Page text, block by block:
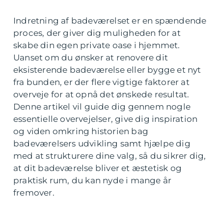
Indretning af badeværelset er en spændende
proces, der giver dig muligheden for at
skabe din egen private oase i hjemmet.
Uanset om du ønsker at renovere dit
eksisterende badeværelse eller bygge et nyt
fra bunden, er der flere vigtige faktorer at
overveje for at opnå det ønskede resultat.
Denne artikel vil guide dig gennem nogle
essentielle overvejelser, give dig inspiration
og viden omkring historien bag
badeværelsers udvikling samt hjælpe dig
med at strukturere dine valg, så du sikrer dig,
at dit badeværelse bliver et æstetisk og
praktisk rum, du kan nyde i mange år
fremover.